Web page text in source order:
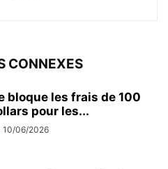
CONNEXES
bloque les frais de 100
pour les...
10/06/2026